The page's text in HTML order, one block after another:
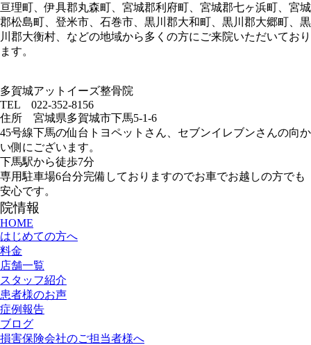
亘理町、伊具郡丸森町、宮城郡利府町、宮城郡七ヶ浜町、宮城
郡松島町、登米市、石巻市、黒川郡大和町、黒川郡大郷町、黒
川郡大衡村、などの地域から多くの方にご来院いただいており
ます。
多賀城アットイーズ整骨院
TEL 022-352-8156
住所 宮城県多賀城市下馬5-1-6
45号線下馬の仙台トヨペットさん、セブンイレブンさんの向か
い側にございます。
下馬駅から徒歩7分
専用駐車場6台分完備しておりますのでお車でお越しの方でも
安心です。
院情報
HOME
はじめての方へ
料金
店舗一覧
スタッフ紹介
患者様のお声
症例報告
ブログ
損害保険会社のご担当者様へ